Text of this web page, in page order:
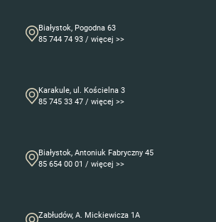
Białystok, Pogodna 63
85 744 74 93 / więcej >>
Karakule, ul. Kościelna 3
85 745 33 47 / więcej >>
Białystok, Antoniuk Fabryczny 45
85 654 00 01 / więcej >>
Zabłudów, A. Mickiewicza 1A